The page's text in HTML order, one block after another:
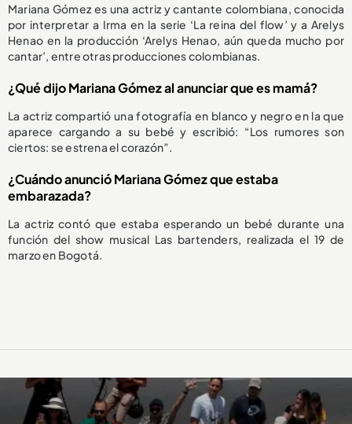
Mariana Gómez es una actriz y cantante colombiana, conocida
por interpretar a Irma en la serie ‘La reina del flow’ y a Arelys
Henao en la producción ‘Arelys Henao, aún queda mucho por
cantar’, entre otras producciones colombianas.
¿Qué dijo Mariana Gómez al anunciar que es mamá?
La actriz compartió una fotografía en blanco y negro en la que
aparece cargando a su bebé y escribió: “Los rumores son
ciertos: se estrena el corazón”.
¿Cuándo anunció Mariana Gómez que estaba
embarazada?
La actriz contó que estaba esperando un bebé durante una
función del show musical Las bartenders, realizada el 19 de
marzo en Bogotá.